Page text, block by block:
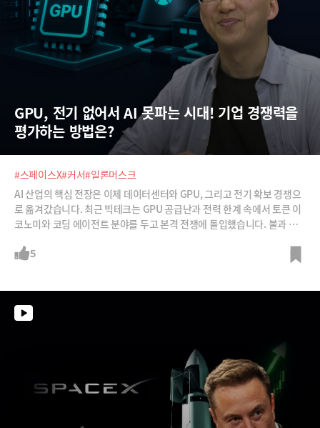
GPU, 전기 없어서 AI 못파는 시대! 기업 경쟁력을
평가하는 방법은?
#스페이스X#커서#일론머스크
AI 산업의 핵심 전장은 이제 데이터센터와 GPU, 그리고 전기 확보 경쟁으
로 옮겨갔습니다. 최근 빅테크는 GPU 공급난과 전력 한계 속에서 토큰 이
코노미와 코딩 에이전트 분야를 두고 본격 전쟁에 돌입했습니다. 불과 몇
나 토큰 효율화에 사활을 걸고 있죠. 급변하는 AI시장을 30년 개발자 박종
5